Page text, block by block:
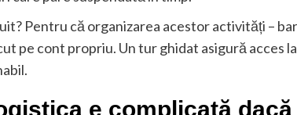
Pentru că organizarea acestor activități –
pe cont propriu. Un tur ghidat asigură acces
e complicată